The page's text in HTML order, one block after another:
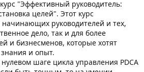
"Эффективный руководитель:
целей". Этот курс
начинающих руководителей и тех,
дело, так и для более
и бизнесменов, которые хотят
знания и опыт.
шаге цикла управления PDCA